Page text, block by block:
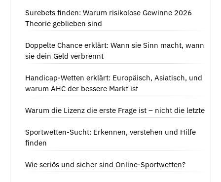
Surebets finden: Warum risikolose Gewinne 2026
Theorie geblieben sind
Doppelte Chance erklärt: Wann sie Sinn macht, wann
sie dein Geld verbrennt
Handicap-Wetten erklärt: Europäisch, Asiatisch, und
warum AHC der bessere Markt ist
Warum die Lizenz die erste Frage ist – nicht die letzte
Sportwetten-Sucht: Erkennen, verstehen und Hilfe
finden
Wie seriös und sicher sind Online-Sportwetten?